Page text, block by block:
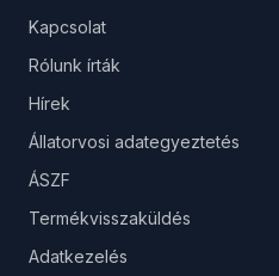
Kapcsolat
Rólunk írták
Hírek
Állatorvosi adategyeztetés
ÁSZF
Termékvisszaküldés
Adatkezelés